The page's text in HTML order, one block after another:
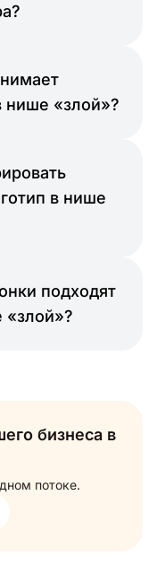
нише «злой»?
в нише
подходят
«злой»?
бизнеса в
потоке.